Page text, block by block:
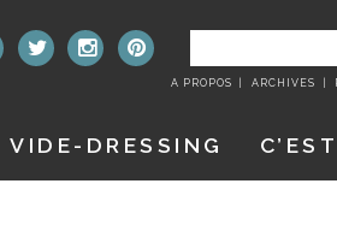
:
A PROPOS ARCHIVES
VIDE-DRESSING